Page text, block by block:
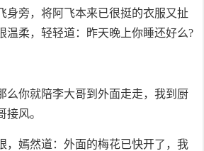
身旁，将阿飞本来已很挺的衣服又扯
温柔，轻轻道：昨天晚上你睡还好么?
么你就陪李大哥到外面走走，我到厨
接风。
，嫣然道：外面的梅花已快开了，我